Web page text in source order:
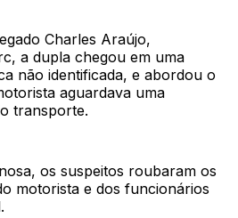
Charles Araújo,
a dupla chegou em uma
não identificada, e abordou o
aguardava uma
transporte.
os suspeitos roubaram os
motorista e dos funcionários